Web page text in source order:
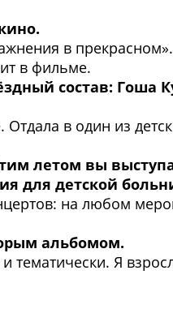
в прекрасном».
в фильме.
состав:
в один из
летом вы
для детской
на любом
альбомом.
тематически. Я